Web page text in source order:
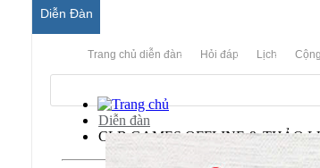
Diễn Đàn
Trang chủ diễn đàn Hỏi đáp Lịch
Diễn đàn
CLB GAMES OFFLINE & THẢO